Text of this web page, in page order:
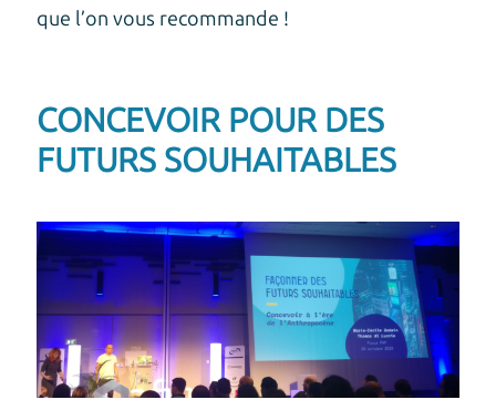
que l’on vous recommande !
CONCEVOIR POUR DES
FUTURS SOUHAITABLES